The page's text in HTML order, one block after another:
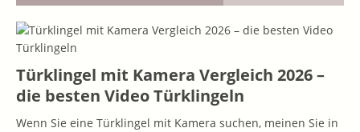
Türklingel mit Kamera Vergleich 2026 –
die besten Video Türklingeln
Wenn Sie eine Türklingel mit Kamera suchen, meinen Sie in